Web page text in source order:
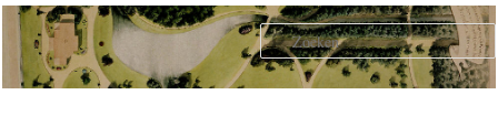
Spring
naar
primaire